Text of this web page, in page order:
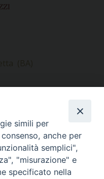
(BA)
simili per
anche per
semplici",
"misurazione" e
specificato nella